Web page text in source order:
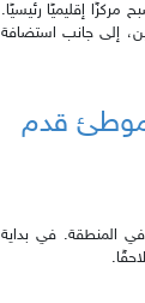
إقليميًا رئيسيًا.
إلى جانب استضافة
موطئ قدم
في المنطقة. في بداية